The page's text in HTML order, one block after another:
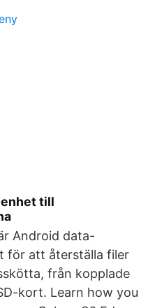
till
Android data-
för att återställa filer
från kopplade
kort. Learn how you